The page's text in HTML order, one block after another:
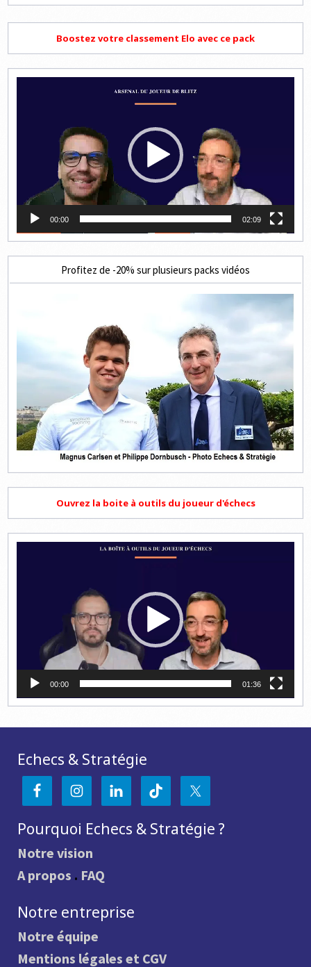
Boostez votre classement Elo avec ce pack
00:00 02:09
Profitez de -20% sur plusieurs packs vidéos
Ouvrez la boite à outils du joueur d'échecs
00:00 01:36
Echecs & Stratégie
Pourquoi Echecs & Stratégie ?
Notre vision
A propos . FAQ
Notre entreprise
Notre équipe
Mentions légales et CGV